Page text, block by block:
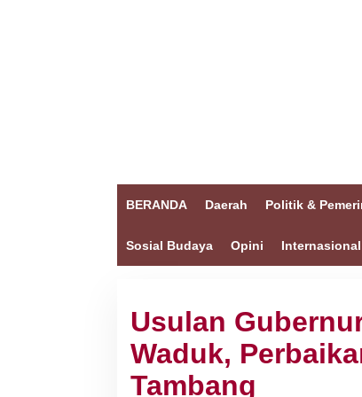
BERANDA Daerah Politik &
Sosial Budaya Opini Internasional
Usulan
Waduk,
Tambang